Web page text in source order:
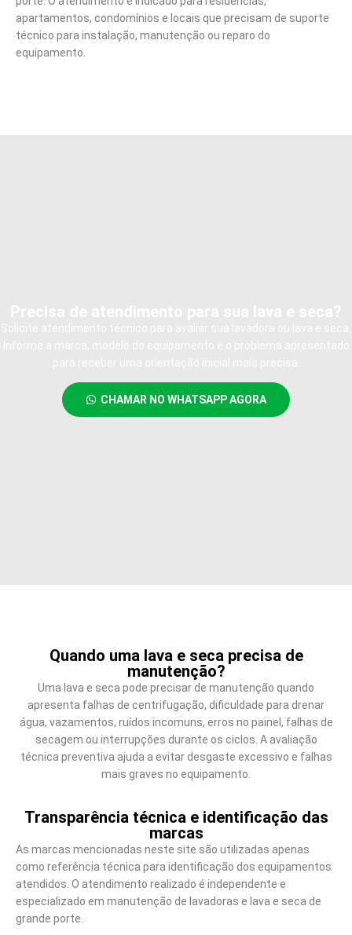
apartamentos, condomínios e locais que precisam de suporte
técnico para instalação, manutenção ou reparo do
equipamento.
CHAMAR NO WHATSAPP AGORA
Quando uma lava e seca precisa de
manutenção?
Uma lava e seca pode precisar de manutenção quando
apresenta falhas de centrifugação, dificuldade para drenar
água, vazamentos, ruídos incomuns, erros no painel, falhas de
secagem ou interrupções durante os ciclos. A avaliação
técnica preventiva ajuda a evitar desgaste excessivo e falhas
mais graves no equipamento.
Transparência técnica e identificação das
marcas
As marcas mencionadas neste site são utilizadas apenas
como referência técnica para identificação dos equipamentos
atendidos. O atendimento realizado é independente e
especializado em manutenção de lavadoras e lava e seca de
grande porte.